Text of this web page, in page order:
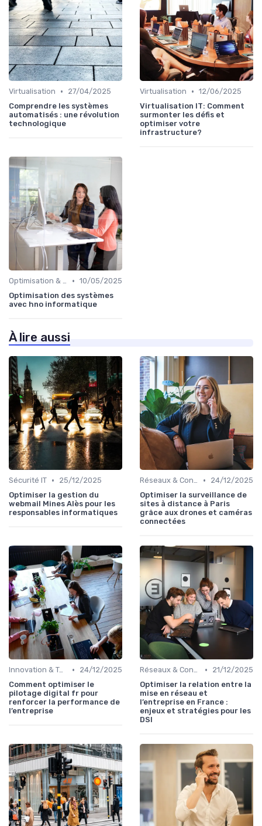
Virtualisation •
27/04/2025
Comprendre les systèmes
automatisés : une révolution
technologique
Virtualisation • 12/06/2025
Virtualisation IT: Comment
surmonter les défis et
optimiser votre
infrastructure?
Optimisation & Coûts • 10/05/2025
Optimisation des systèmes
avec hno informatique
À lire aussi
Sécurité IT •
25/12/2025
Optimiser la gestion du
webmail Mines Alès pour les
responsables informatiques
Réseaux & Connectivité •
24/12/2025
Optimiser la surveillance de
sites à distance à Paris
grâce aux drones et caméras
connectées
Innovation & Tendances •
24/12/2025
Comment optimiser le
pilotage digital fr pour
renforcer la performance de
l’entreprise
Réseaux & Connectivité •
21/12/2025
Optimiser la relation entre la
mise en réseau et
l’entreprise en France :
enjeux et stratégies pour les
DSI